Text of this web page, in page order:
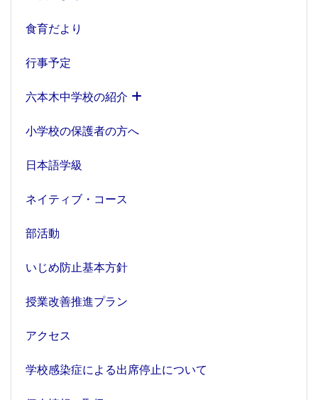
食育だより
行事予定
六本木中学校の紹介
小学校の保護者の方へ
日本語学級
ネイティブ・コース
部活動
いじめ防止基本方針
授業改善推進プラン
アクセス
学校感染症による出席停止について